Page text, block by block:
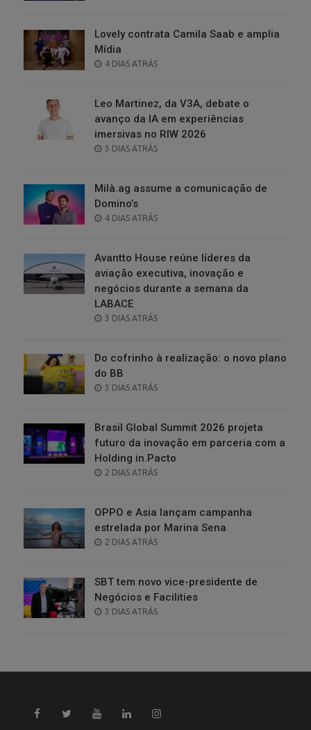
Lovely contrata Camila Saab e amplia
Mídia
POSTED
4 DIAS ATRÁS
Leo Martinez, da V3A, debate o
avanço da IA em experiências
imersivas no RIW 2026
POSTED
3 DIAS ATRÁS
Milà.ag assume a comunicação de
Domino’s
POSTED
4 DIAS ATRÁS
Avantto House reúne líderes da
aviação executiva, inovação e
negócios durante a semana da
LABACE
POSTED
3 DIAS ATRÁS
Do cofrinho à realização: o novo plano
do BB
POSTED
3 DIAS ATRÁS
Brasil Global Summit 2026 projeta
futuro da inovação em parceria com a
Holding in.Pacto
POSTED
2 DIAS ATRÁS
OPPO e Asia lançam campanha
estrelada por Marina Sena
POSTED
2 DIAS ATRÁS
SBT tem novo vice-presidente de
Negócios e Facilities
POSTED
3 DIAS ATRÁS